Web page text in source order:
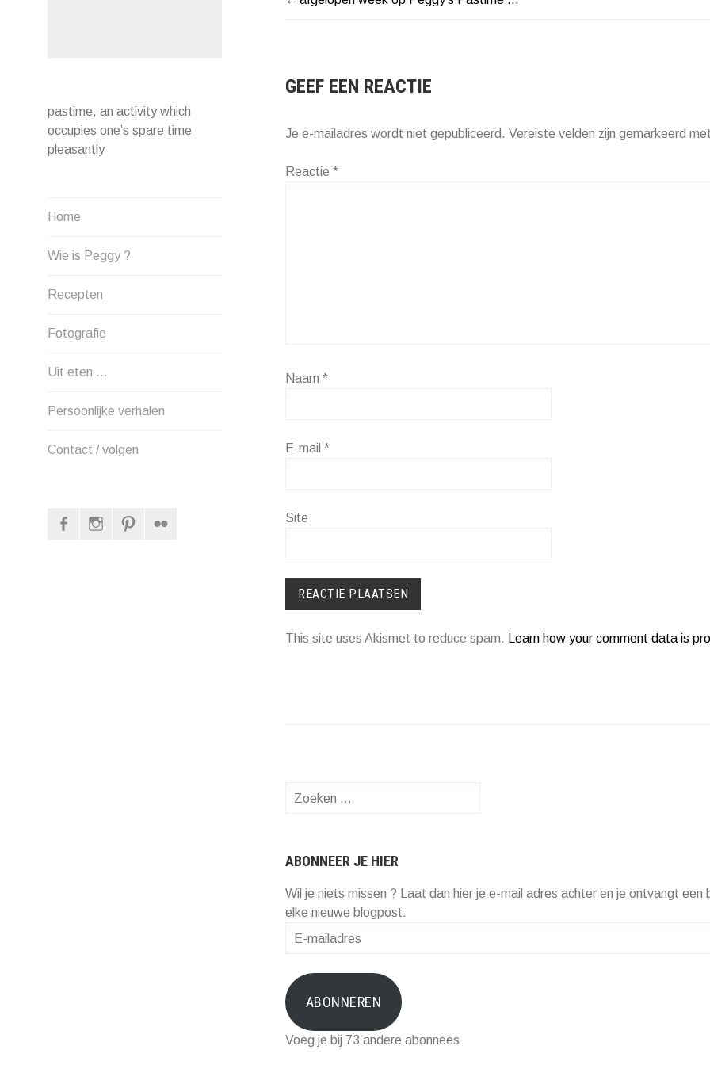
pastime, an activity which
occupies one’s spare time
pleasantly
Home
Wie is Peggy ?
Recepten
Fotografie
Uit eten …
Persoonlijke verhalen
Contact / volgen
FacebookInstagram
BERICHT
GEEF EEN REACTIE
Je e-mailadres wordt niet gepubliceerd. Vereiste velden zijn gemarkeerd
Reactie *
Naam *
E-mail *
Site
This site uses Akismet to reduce spam. Learn how your comment data is
Zoeken
ABONNEER JE HIER
Wil je niets missen ? Laat dan hier je e-mail adres achter en je ontvangt een
elke nieuwe blogpost.
E-
ABONNEREN
Voeg je bij 73 andere abonnees